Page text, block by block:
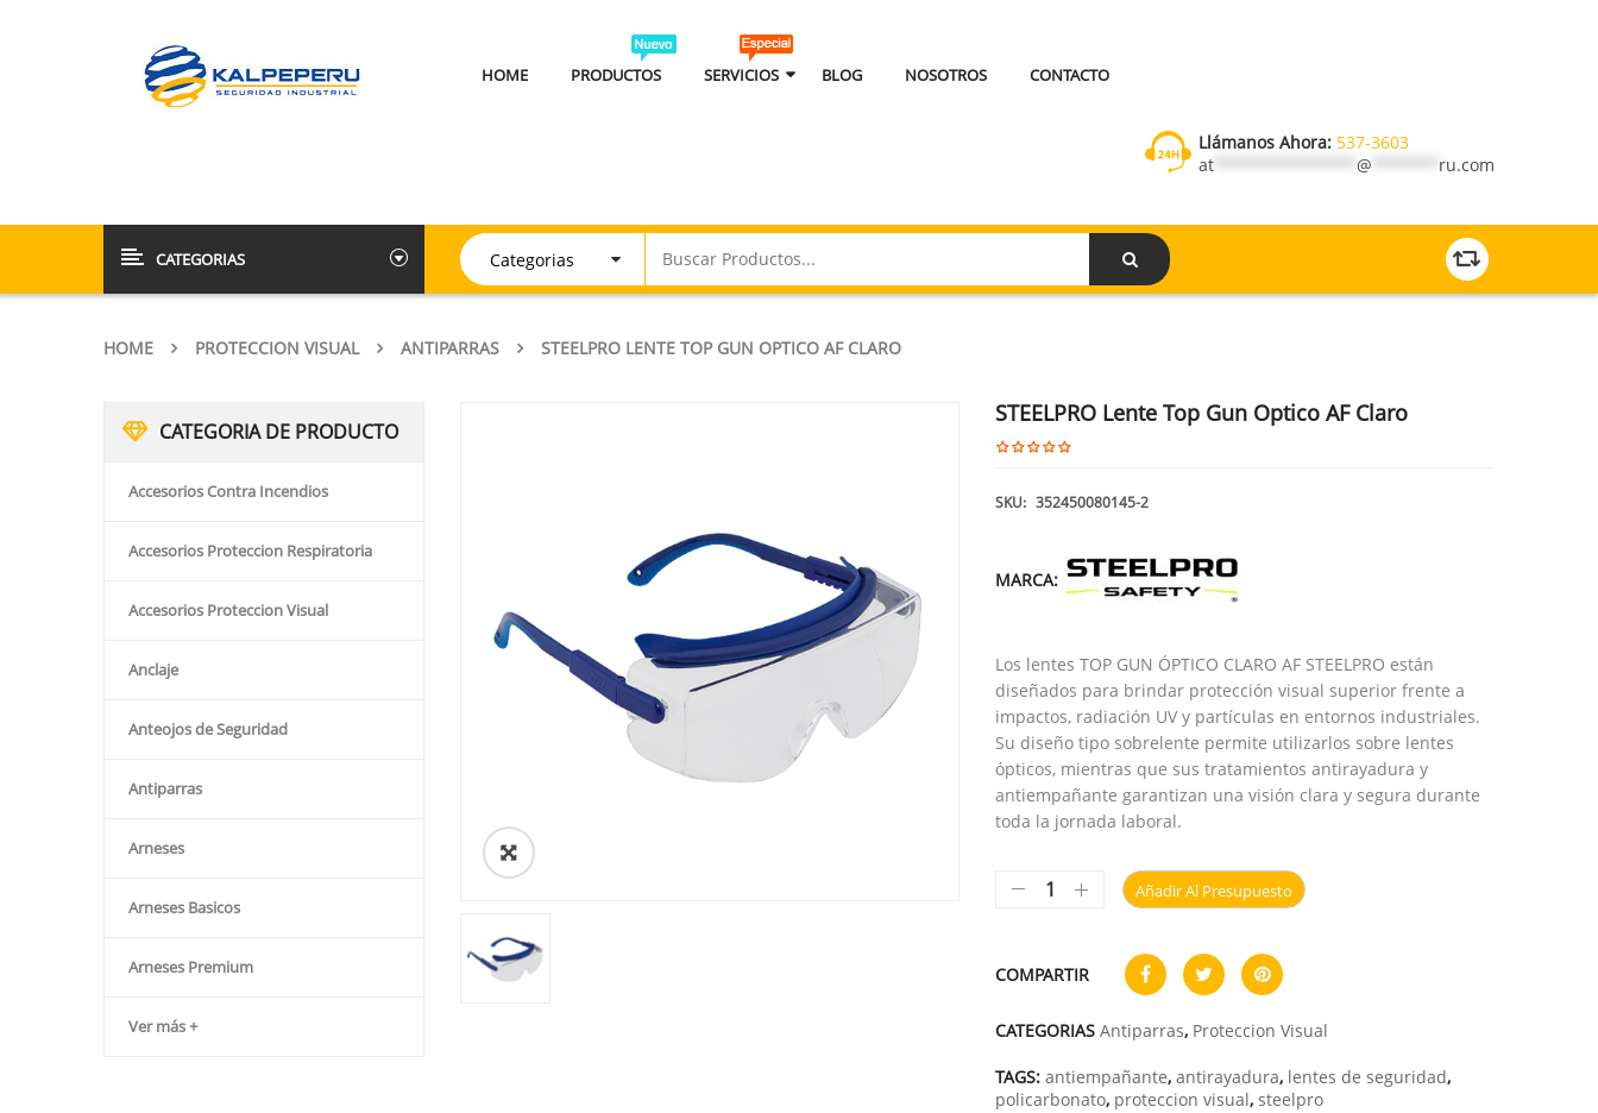
HOME PRODUCTOS SERVICIOS BLOG NOSOTROS CONTACTO
Llámanos Ahora: 537-3603
at
@ ru.com
CATEGORIAS
HOME PROTECCION VISUAL ANTIPARRAS STEELPRO LENTE TOP GUN OPTICO AF CLARO
CATEGORIA DE PRODUCTO
Accesorios Contra Incendios
Accesorios Proteccion Respiratoria
Accesorios Proteccion Visual
Anclaje
Anteojos de Seguridad
Antiparras
Arneses
Arneses Basicos
Arneses Premium
Ver más +
STEELPRO Lente Top Gun Optico AF Claro
SKU: 352450080145-2
MARCA:
Los lentes TOP GUN ÓPTICO CLARO AF STEELPRO están
diseñados para brindar protección visual superior frente a
impactos, radiación UV y partículas en entornos industriales.
Su diseño tipo sobrelente permite utilizarlos sobre lentes
ópticos, mientras que sus tratamientos antirayadura y
antiempañante garantizan una visión clara y segura durante
toda la jornada laboral.
Añadir Al Presupuesto
COMPARTIR
CATEGORIAS Antiparras, Proteccion Visual
TAGS: antiempañante, antirayadura, lentes de seguridad,
policarbonato, proteccion visual, steelpro